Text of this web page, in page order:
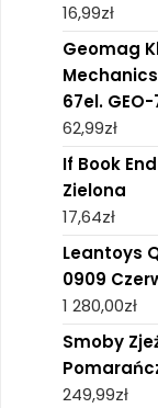
16,99zł
Geomag
67el.
62,99zł
If Book
Zielona
17,64zł
Leantoys
0909
1 280,00zł
Smoby
249,99zł